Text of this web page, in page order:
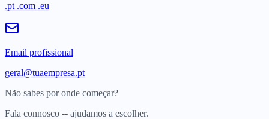
.pt .com .eu
Email profissional
geral@tuaempresa.pt
Não sabes por onde começar?
Fala connosco -- ajudamos a escolher.